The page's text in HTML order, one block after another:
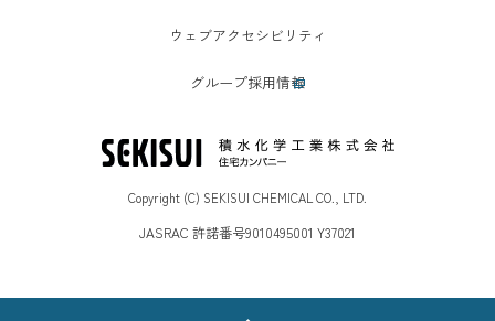
ウェブアクセシビリティ
グループ採用情報
Copyright (C) SEKISUI CHEMICAL CO., LTD.
JASRAC 許諾番号9010495001 Y37021